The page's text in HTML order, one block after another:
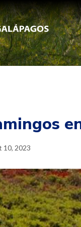
10, 2023